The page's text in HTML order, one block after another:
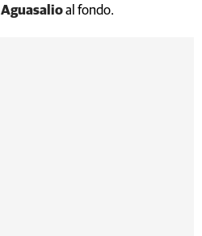
Aguasalioal fondo.